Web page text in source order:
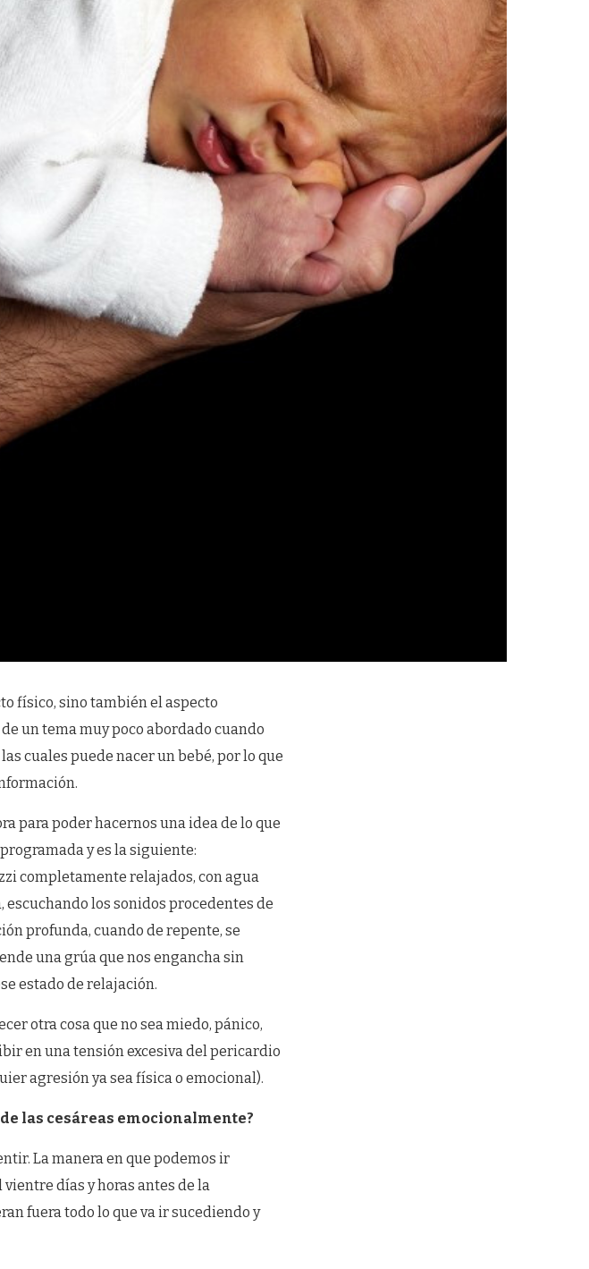
físico, sino también el aspecto
un tema muy poco abordado cuando
cuales puede nacer un bebé, por lo que
para poder hacernos una idea de lo que
y es la siguiente:
completamente relajados, con agua
los sonidos procedentes de
profunda, cuando de repente, se
una grúa que nos engancha sin
estado de relajación.
otra cosa que no sea miedo, pánico,
en una tensión excesiva del pericardio
agresión ya sea física o emocional).
las cesáreas emocionalmente?
La manera en que podemos ir
días y horas antes de la
fuera todo lo que va ir sucediendo y